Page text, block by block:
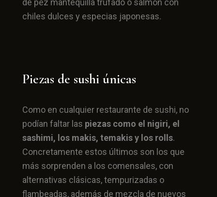
de pez mantequilla trufado o salmón con
chiles dulces y especias japonesas.
Piezas de sushi únicas
Como en cualquier restaurante de sushi, no
podían faltar las piezas como el nigiri, el
sashimi, los makis, temakis y los rolls.
Concretamente estos últimos son los que
más sorprenden a los comensales, con
alternativas clásicas, tempurizadas o
flambeadas, además de mezcla de nuevos